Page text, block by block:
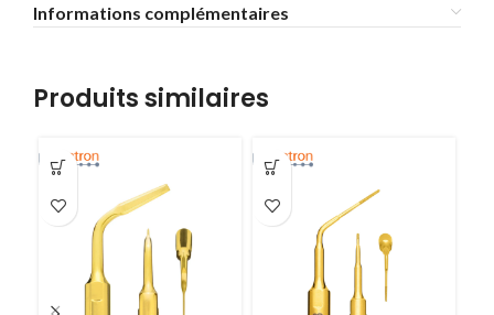
Informations complémentaires
Produits similaires